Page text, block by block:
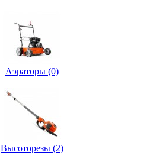
Аэраторы (0)
Высоторезы (2)